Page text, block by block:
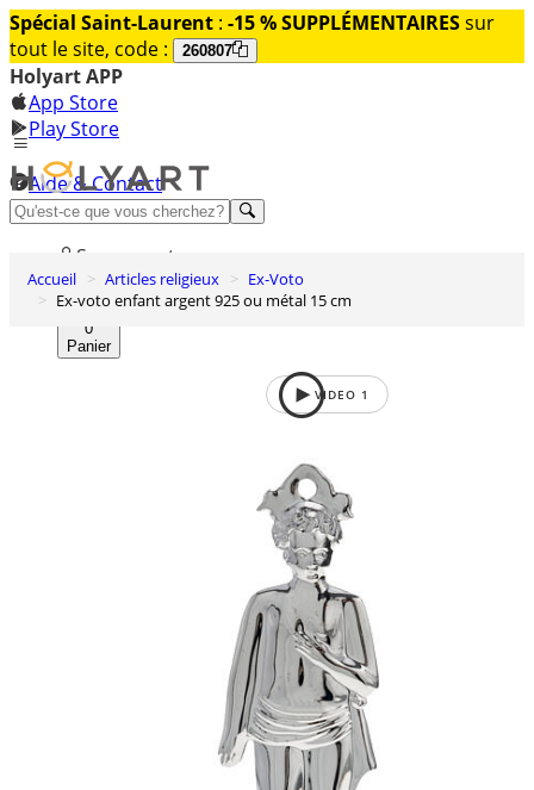
Spécial Saint-Laurent : -15 % SUPPLÉMENTAIRESsur
tout le site, code :
260807
Holyart APP
App Store
Play Store
Aide & Contact
Découvrez Premium
Se connecter
Liste des envies
0
Panier
Accueil Articles religieux
Ex-Voto
Ex-voto enfant argent 925 ou métal 15 cm
VIDEO 1